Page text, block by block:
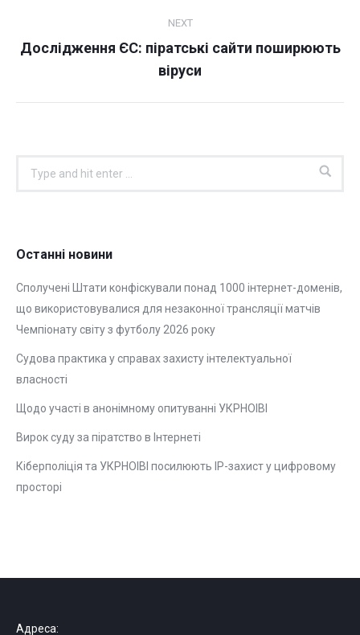
NEXT
Next
post:
Дослідження ЄС: піратські сайти поширюють
віруси
Останні новини
Сполучені Штати конфіскували понад 1000 інтернет-доменів,
що використовувалися для незаконної трансляції матчів
Чемпіонату світу з футболу 2026 року
Судова практика у справах захисту інтелектуальної
власності
Щодо участі в анонімному опитуванні УКРНОІВІ
Вирок суду за піратство в Інтернеті
Кіберполіція та УКРНОІВІ посилюють ІР-захист у цифровому
просторі
Адреса: